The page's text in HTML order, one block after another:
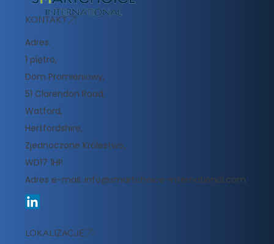
KONTAKT
Adres:
1 piętro,
Dom Promieniowy,
51 Clarendon Road,
Watford,
Hertfordshire,
Zjednoczone Królestwo,
WD17 1HP
Adres e-mail: info@smartchoice-international.com
LOKALIZACJE